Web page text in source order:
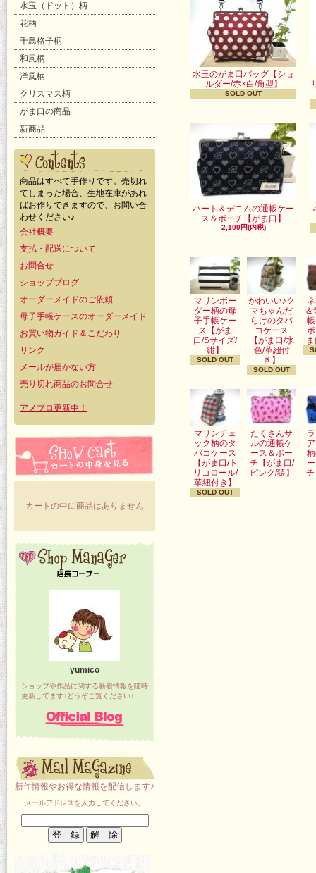
水玉（ドット）柄
花柄
千鳥格子柄
和風柄
洋風柄
クリスマス柄
がま口の商品
新商品
商品はすべて手作りです。売切れ
てしまった場合、生地在庫があれ
ばお作りできますので、お問い合
わせください♪
会社概要
支払・配送について
お問合せ
ショップブログ
オーダーメイドのご依頼
母子手帳ケースのオーダーメイド
お買い物ガイド＆こだわり
リンク
メールが届かない方
売り切れ商品のお問合せ
アメブロ更新中！
カートの中に商品はありません
yumico
ショップや作品に関する新着情報を随時
更新してます♪どうぞご覧ください♪
新作情報やお得な情報を配信します♪
メールアドレスを入力してください。
水玉のがま口バッグ【ショ
ルダー/赤×白/角型】
SOLD OUT
ハート＆デニムの通帳ケー
ス＆ポーチ【がま口】
2,100円(内税)
マリンボー
ダー柄の母
子手帳ケー
ス【がま
口/Sサイズ/
紺】
SOLD OUT
かわいい♪ク
マちゃんだ
らけのタバ
コケース
【がま口/水
色/革紐付
き】
SOLD OUT
＆
マリンチェ
ック柄のタ
バコケース
【がま口/ト
リコロール/
革紐付き】
SOLD OUT
たくさんサ
ルの通帳ケ
ース＆ポー
チ【がま口/
ピンク/猿】
チ